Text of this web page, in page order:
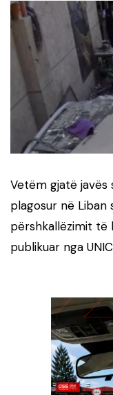
Vetëm gjatë javës
plagosur në Liban
përshkallëzimit të
publikuar nga